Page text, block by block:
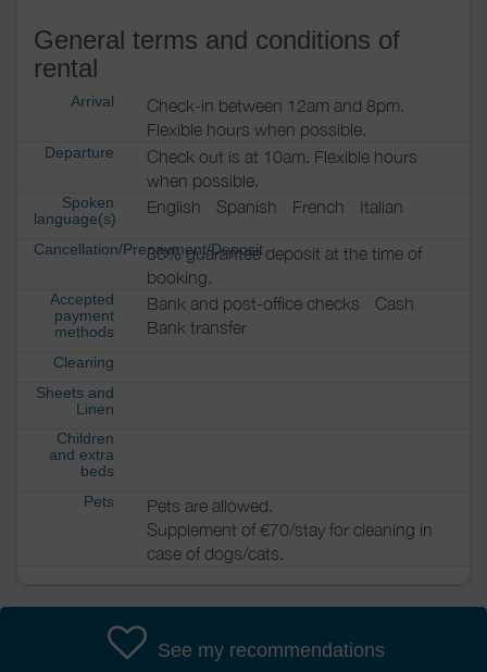
General terms and conditions of
rental
Arrival
Check-in between 12am and 8pm.
Flexible hours when possible.
Departure
Check out is at 10am. Flexible hours
when possible.
Spoken
language(s)
English Spanish French Italian
Cancellation/Prepayment/Deposit30% guarantee deposit at the time of
booking.
Accepted
payment
methods
Bank and post-office checks
Cash
Bank transfer
Cleaning
Sheets and
Linen
Children
and extra
beds
Pets
Pets are allowed.
Supplement of €70/stay for cleaning in
case of dogs/cats.
See my recommendations